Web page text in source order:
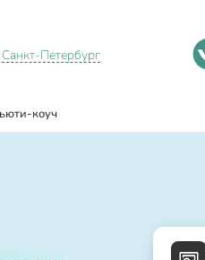
Санкт-Петербург
коуч